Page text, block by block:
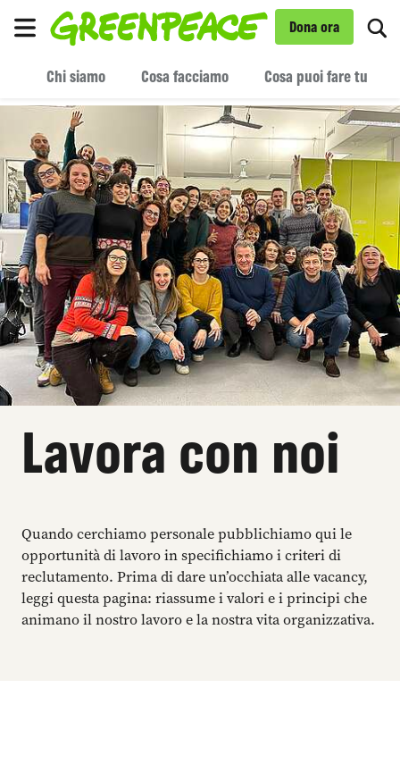
Dona ora
Chi siamo Cosa facciamo Cosa puoi fare tu
Lavora con noi
Quando cerchiamo personale pubblichiamo qui le
opportunità di lavoro in specifichiamo i criteri di
reclutamento. Prima di dare un’occhiata alle vacancy,
leggi questa pagina: riassume i valori e i principi che
animano il nostro lavoro e la nostra vita organizzativa.